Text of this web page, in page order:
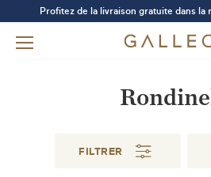
Profitez de la livraison gratuite dans la
FILTRER